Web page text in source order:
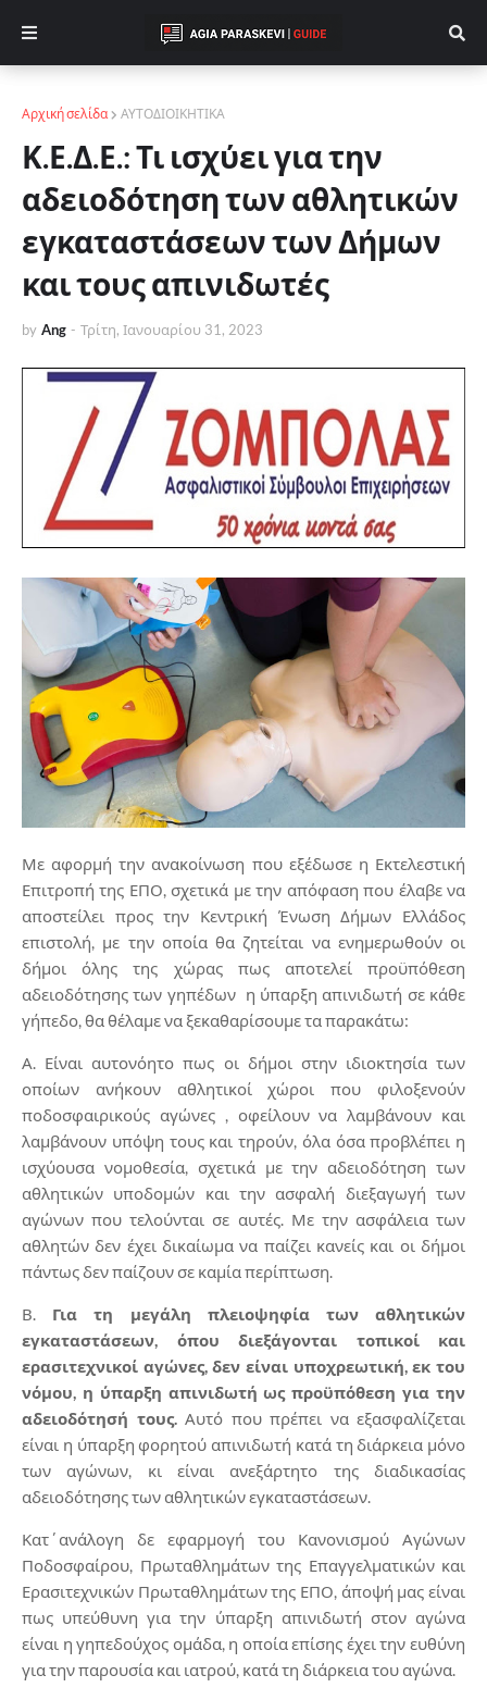
Αρχική σελίδα ΑΥΤΟΔΙΟΙΚΗΤΙΚΑ
Κ.Ε.Δ.Ε.: Τι ισχύει για την
αδειοδότηση των αθλητικών
εγκαταστάσεων των Δήμων
και τους απινιδωτές
by Ang - Τρίτη, Ιανουαρίου 31, 2023
Με αφορμή την ανακοίνωση που εξέδωσε η Εκτελεστική
Επιτροπή της ΕΠΟ, σχετικά με την απόφαση που έλαβε να
αποστείλει προς την Κεντρική Ένωση Δήμων Ελλάδος
επιστολή, με την οποία θα ζητείται να ενημερωθούν οι
δήμοι όλης της χώρας πως αποτελεί προϋπόθεση
αδειοδότησης των γηπέδων η ύπαρξη απινιδωτή σε κάθε
γήπεδο, θα θέλαμε να ξεκαθαρίσουμε τα παρακάτω:
Α. Είναι αυτονόητο πως οι δήμοι στην ιδιοκτησία των
οποίων ανήκουν αθλητικοί χώροι που φιλοξενούν
ποδοσφαιρικούς αγώνες , οφείλουν να λαμβάνουν και
λαμβάνουν υπόψη τους και τηρούν, όλα όσα προβλέπει η
ισχύουσα νομοθεσία, σχετικά με την αδειοδότηση των
αθλητικών υποδομών και την ασφαλή διεξαγωγή των
αγώνων που τελούνται σε αυτές. Με την ασφάλεια των
αθλητών δεν έχει δικαίωμα να παίζει κανείς και οι δήμοι
πάντως δεν παίζουν σε καμία περίπτωση.
Β. Για τη μεγάλη πλειοψηφία των αθλητικών
εγκαταστάσεων, όπου διεξάγονται τοπικοί και
ερασιτεχνικοί αγώνες, δεν είναι υποχρεωτική, εκ του
νόμου, η ύπαρξη απινιδωτή ως προϋπόθεση για την
αδειοδότησή τους. Αυτό που πρέπει να εξασφαλίζεται
είναι η ύπαρξη φορητού απινιδωτή κατά τη διάρκεια μόνο
των αγώνων, κι είναι ανεξάρτητο της διαδικασίας
αδειοδότησης των αθλητικών εγκαταστάσεων.
Κατ΄ανάλογη δε εφαρμογή του Κανονισμού Αγώνων
Ποδοσφαίρου, Πρωταθλημάτων της Επαγγελματικών και
Ερασιτεχνικών Πρωταθλημάτων της ΕΠΟ, άποψή μας είναι
πως υπεύθυνη για την ύπαρξη απινιδωτή στον αγώνα
είναι η γηπεδούχος ομάδα, η οποία επίσης έχει την ευθύνη
για την παρουσία και ιατρού, κατά τη διάρκεια του αγώνα.